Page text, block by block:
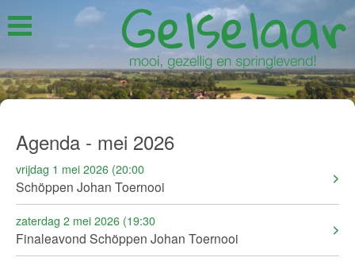
Agenda - mei 2026
vrijdag 1 mei 2026 (20:00
Schöppen Johan Toernooi
zaterdag 2 mei 2026 (19:30
Finaleavond Schöppen Johan Toernooi